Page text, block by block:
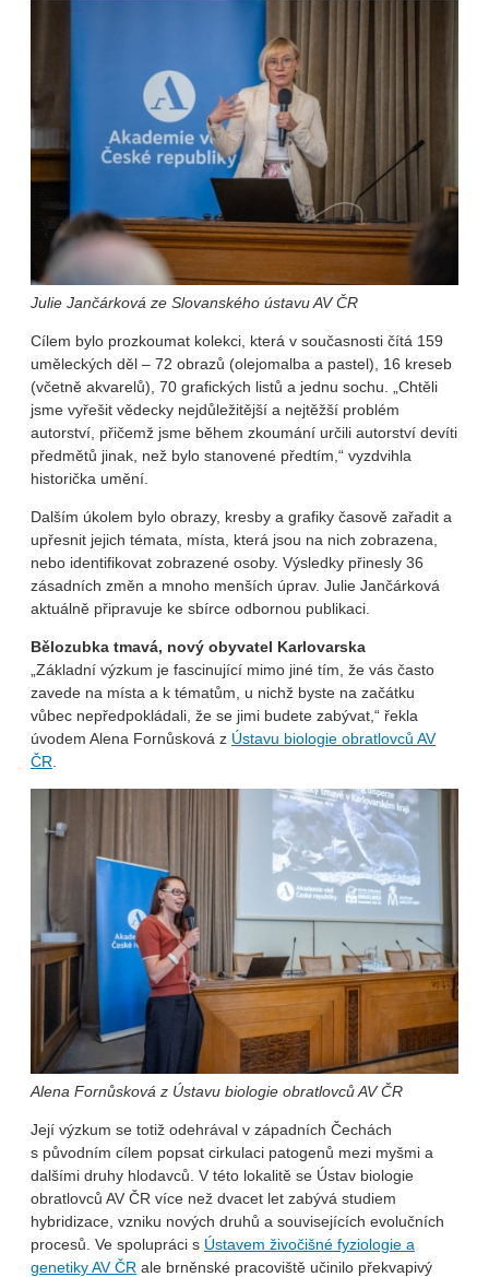
Julie Jančárková ze Slovanského ústavu AV ČR
Cílem bylo prozkoumat kolekci, která v současnosti čítá 159
uměleckých děl – 72 obrazů (olejomalba a pastel), 16 kreseb
(včetně akvarelů), 70 grafických listů a jednu sochu. „Chtěli
jsme vyřešit vědecky nejdůležitější a nejtěžší problém
autorství, přičemž jsme během zkoumání určili autorství devíti
předmětů jinak, než bylo stanovené předtím,“ vyzdvihla
historička umění.
Dalším úkolem bylo obrazy, kresby a grafiky časově zařadit a
upřesnit jejich témata, místa, která jsou na nich zobrazena,
nebo identifikovat zobrazené osoby. Výsledky přinesly 36
zásadních změn a mnoho menších úprav. Julie Jančárková
aktuálně připravuje ke sbírce odbornou publikaci.
Bělozubka tmavá, nový obyvatel Karlovarska
„Základní výzkum je fascinující mimo jiné tím, že vás často
zavede na místa a k tématům, u nichž byste na začátku
vůbec nepředpokládali, že se jimi budete zabývat,“ řekla
úvodem Alena Fornůsková z Ústavu biologie obratlovců AV
ČR
Alena Fornůsková z Ústavu biologie obratlovců AV ČR
Její výzkum se totiž odehrával v západních Čechách
s původním cílem popsat cirkulaci patogenů mezi myšmi a
dalšími druhy hlodavců. V této lokalitě se Ústav biologie
obratlovců AV ČR více než dvacet let zabývá studiem
hybridizace, vzniku nových druhů a souvisejících evolučních
procesů. Ve spolupráci s Ústavem živočišné fyziologie a
genetiky AV ČR ale brněnské pracoviště učinilo překvapivý